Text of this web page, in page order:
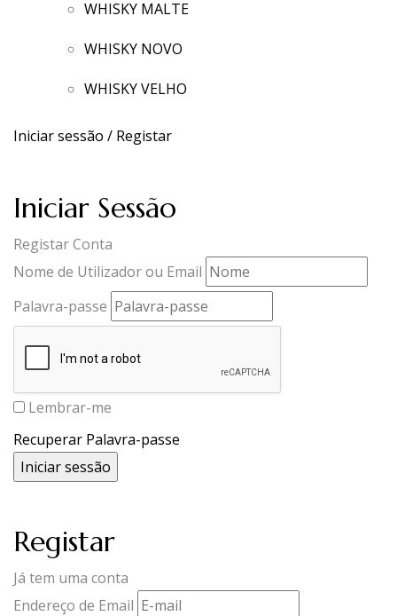
WHISKY MALTE
WHISKY NOVO
WHISKY VELHO
Iniciar sessão / Registar
Iniciar Sessão
Registar Conta
Nome de Utilizador ou Email
Palavra-passe
Lembrar-me
Recuperar Palavra-passe
Registar
Já tem uma conta
Endereço de Email